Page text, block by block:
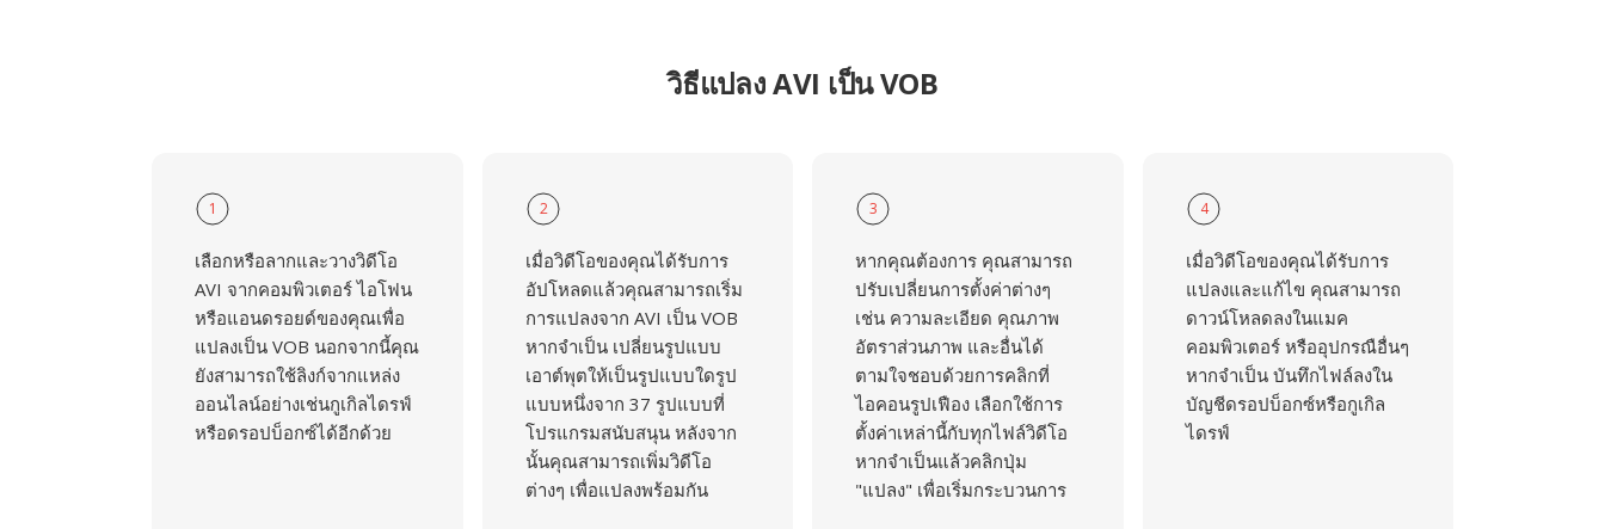
วิธีแปลง AVI เป็น VOB
1
เลือกหรือลากและวางวิดีโอ
AVI จากคอมพิวเตอร์ ไอโฟน
หรือแอนดรอยด์ของคุณเพื่อ
แปลงเป็น VOB นอกจากนี้คุณ
ยังสามารถใช้ลิงก์จากแหล่ง
ออนไลน์อย่างเช่นกูเกิลไดรฟ์
หรือดรอปบ็อกซ์ได้อีกด้วย
2
เมื่อวิดีโอของคุณได้รับการ
อัปโหลดแล้วคุณสามารถเริ่ม
การแปลงจาก AVI เป็น VOB
หากจำเป็น เปลี่ยนรูปแบบ
เอาต์พุตให้เป็นรูปแบบใดรูป
แบบหนึ่งจาก 37 รูปแบบที่
โปรแกรมสนับสนุน หลังจาก
นั้นคุณสามารถเพิ่มวิดีโอ
ต่างๆ เพื่อแปลงพร้อมกัน
3
หากคุณต้องการ คุณสามารถ
ปรับเปลี่ยนการตั้งค่าต่างๆ
เช่น ความละเอียด คุณภาพ
อัตราส่วนภาพ และอื่นได้
ตามใจชอบด้วยการคลิกที่
ไอคอนรูปเฟือง เลือกใช้การ
ตั้งค่าเหล่านี้กับทุกไฟล์วิดีโอ
หากจำเป็นแล้วคลิกปุ่ม
"แปลง" เพื่อเริ่มกระบวนการ
4
เมื่อวิดีโอของคุณได้รับการ
แปลงและแก้ไข คุณสามารถ
ดาวน์โหลดลงในแมค
คอมพิวเตอร์ หรืออุปกรณือื่นๆ
หากจำเป็น บันทึกไฟล์ลงใน
บัญชีดรอปบ็อกซ์หรือกูเกิล
ไดรฟ์